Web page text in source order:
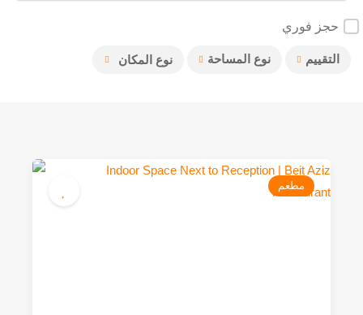
حجز فوري
نوع المكان التقييم نوع المساحة
مطعم